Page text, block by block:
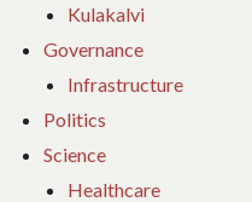
Kulakalvi
Governance
Infrastructure
Politics
Science
Healthcare